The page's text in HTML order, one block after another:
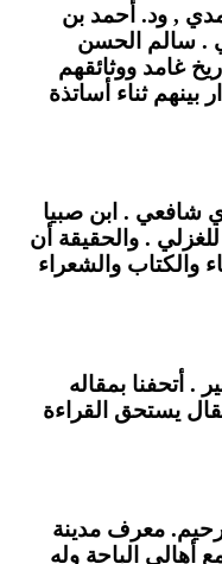
, ود. أحمد بن
. سالم الحسن
غامد ووثائقهم
ثناء أساتذة
شافعي . ابن صبيا
. والحقيقة أن
والكتاب والشعراء
. أتحفنا بمقاله
يستحق القراءة
معرف مدينة
أهالي الباحة وله